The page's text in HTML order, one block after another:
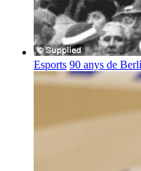
Esports 90 anys de